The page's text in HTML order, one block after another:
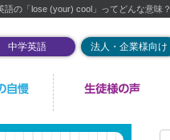
語の「lose (your) cool」ってどんな意味？
中学英語 法人・企業様向け